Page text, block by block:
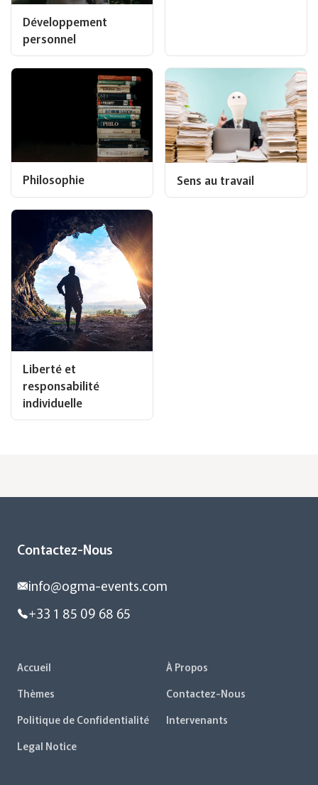
Développement
personnel
Philosophie Sens au travail
Liberté et
responsabilité
individuelle
Contactez-Nous
info@ogma-events.com
+33 1 85 09 68 65
Accueil
À Propos
Thèmes
Contactez-Nous
Politique de Confidentialité
Intervenants
Legal Notice